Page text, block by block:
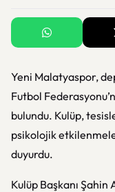
Yeni Malatyaspor,
Futbol
bulundu. Kulüp,
psikolojik
duyurdu.
Kulüp Başkanı